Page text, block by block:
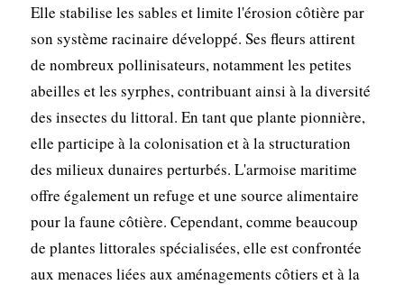
Elle stabilise les sables et limite l'érosion côtière par
son système racinaire développé. Ses fleurs attirent
de nombreux pollinisateurs, notamment les petites
abeilles et les syrphes, contribuant ainsi à la diversité
des insectes du littoral. En tant que plante pionnière,
elle participe à la colonisation et à la structuration
des milieux dunaires perturbés. L'armoise maritime
offre également un refuge et une source alimentaire
pour la faune côtière. Cependant, comme beaucoup
de plantes littorales spécialisées, elle est confrontée
aux menaces liées aux aménagements côtiers et à la